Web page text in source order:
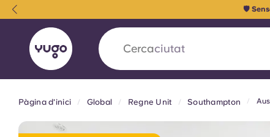
Cercacamp
SobreUbicacionsMés
English (GB) English (US)
🛡️
Pàgina d'inici Global Regne Unit Southampton